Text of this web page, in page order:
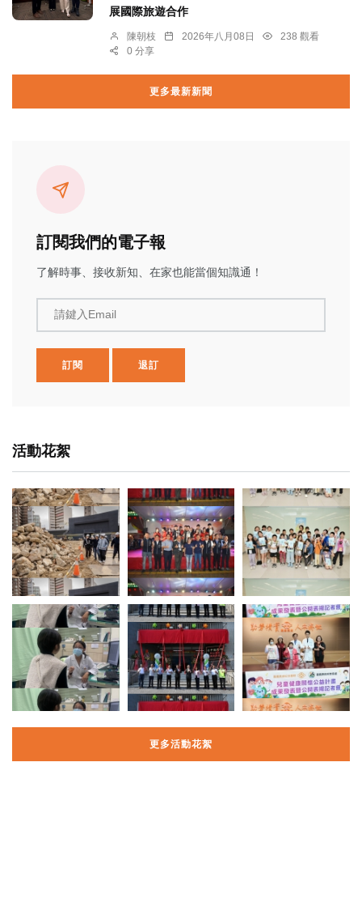
展國際旅遊合作
陳朝枝 2026年八月08日
238 觀看
0 分享
更多最新新聞
訂閱我們的電子報
了解時事、接收新知、在家也能當個知識通！
請鍵入Email
訂閱 退訂
活動花絮
更多活動花絮